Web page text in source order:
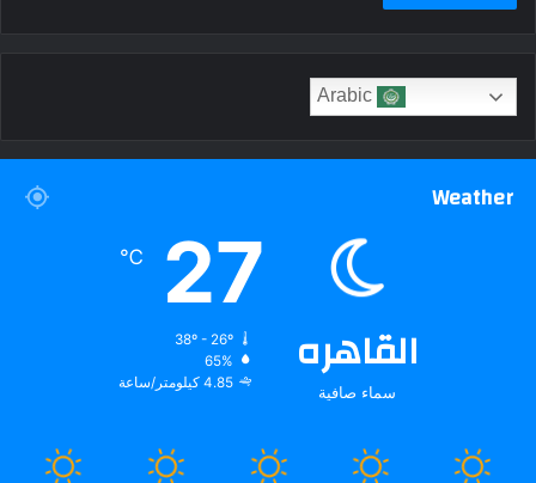
Weather
القاهره
سماء صافية
27
℃
38º - 26º
65%
4.85 كيلومتر/ساعة